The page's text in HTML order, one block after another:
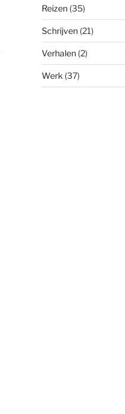
Reizen(35)
Schrijven(21)
Verhalen(2)
Werk (37)